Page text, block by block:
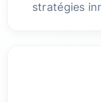
stratégies